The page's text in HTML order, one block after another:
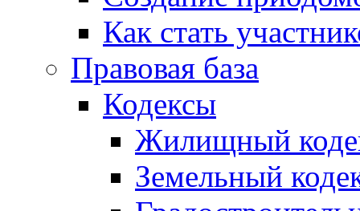
Как стать
Правовая база
Кодексы
Жилищный
Земельный